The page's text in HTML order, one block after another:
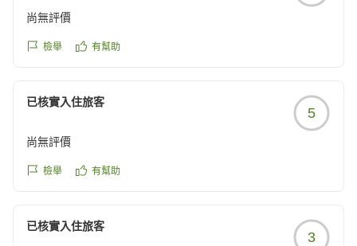
おります。
尚無評價
檢舉 有幫助
已核實入住旅客
5
尚無評價
檢舉 有幫助
已核實入住旅客
3